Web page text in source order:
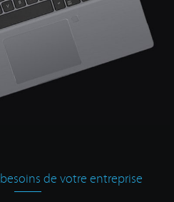
de votre entreprise